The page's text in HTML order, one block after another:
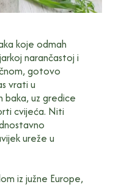
koje odmah
narančastoj i
gotovo
vrati u
uz gredice
cvijeća. Niti
ureže u
iz južne Europe,